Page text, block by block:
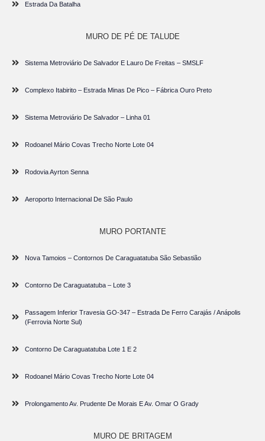
Estrada Da Batalha
MURO DE PÉ DE TALUDE
Sistema Metroviário De Salvador E Lauro De Freitas – SMSLF
Complexo Itabirito – Estrada Minas De Pico – Fábrica Ouro Preto
Sistema Metroviário De Salvador – Linha 01
Rodoanel Mário Covas Trecho Norte Lote 04
Rodovia Ayrton Senna
Aeroporto Internacional De São Paulo
MURO PORTANTE
Nova Tamoios – Contornos De Caraguatatuba São Sebastião
Contorno De Caraguatatuba – Lote 3
Passagem Inferior Travesia GO-347 – Estrada De Ferro Carajás / Anápolis
(Ferrovia Norte Sul)
Contorno De Caraguatatuba Lote 1 E 2
Rodoanel Mário Covas Trecho Norte Lote 04
Prolongamento Av. Prudente De Morais E Av. Omar O Grady
MURO DE BRITAGEM